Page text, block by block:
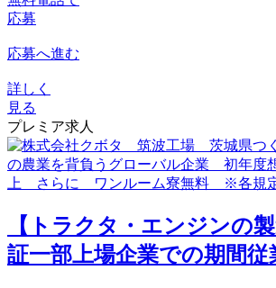
応募
応募へ進む
詳しく
見る
プレミア求人
【トラクタ・エンジンの
証一部上場企業での期間従